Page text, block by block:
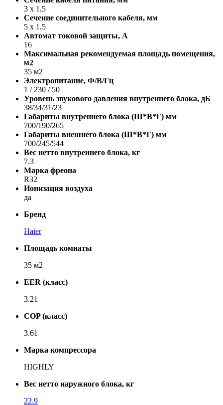
3 х 1,5
Сечение соединительного кабеля, мм
5 х 1,5
Автомат токовой защиты, A
16
Максимальная рекомендуемая площадь помещения,
м2
35 м2
Электропитание, Ф/В/Гц
1 / 230 / 50
Уровень звукового давления внутреннего блока, дБ
38/34/31/23
Габариты внутреннего блока (Ш*В*Г) мм
700/190/265
Габариты внешнего блока (Ш*В*Г) мм
700/245/544
Вес нетто внутреннего блока, кг
7.3
Марка фреона
R32
Ионизация воздуха
да
Бренд
Haier
Площадь комнаты
35 м2
EER (класс)
3.21
COP (класс)
3.61
Марка компрессора
HIGHLY
Вес нетто наружного блока, кг
22.9